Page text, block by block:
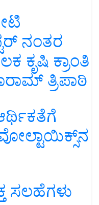
ನಂತರ
ಕ್ರಾಂತಿ
ತ್ರಿಪಾಠಿ
ಸಲಹೆಗಳು